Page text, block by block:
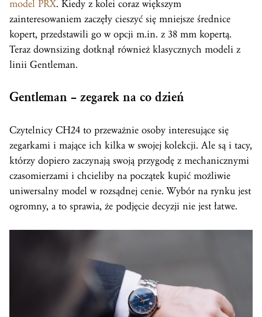
model PRX. Kiedy z kolei coraz większym
zainteresowaniem zaczęły cieszyć się mniejsze średnice
kopert, przedstawili go w opcji m.in. z 38 mm kopertą.
Teraz downsizing dotknął również klasycznych modeli z
linii Gentleman.
Gentleman – zegarek na co dzień
Czytelnicy CH24 to przeważnie osoby interesujące się
zegarkami i mające ich kilka w swojej kolekcji. Ale są i tacy,
którzy dopiero zaczynają swoją przygodę z mechanicznymi
czasomierzami i chcieliby na początek kupić możliwie
uniwersalny model w rozsądnej cenie. Wybór na rynku jest
ogromny, a to sprawia, że podjęcie decyzji nie jest łatwe.